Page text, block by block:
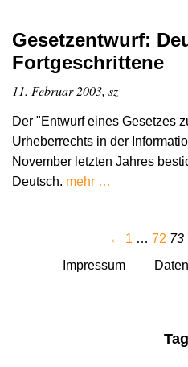
Gesetzentwurf:
Fortgeschrittene
11. Februar 2003, sz
Der "Entwurf eines Gesetzes
Urheberrechts in der
November letzten Jahres
Deutsch. mehr …
← 1 … 72 73
Impressum